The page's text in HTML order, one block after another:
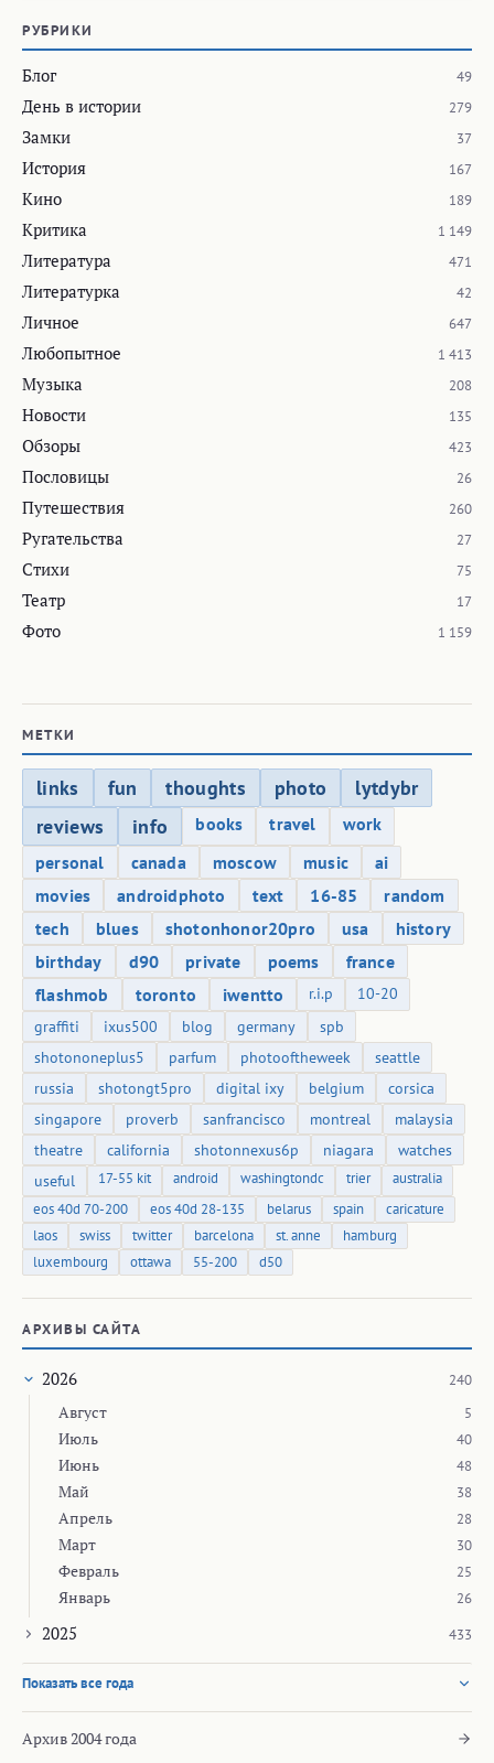
РУБРИКИ
Блог 49
День в истории 279
Замки 37
История 167
Кино 189
Критика 1 149
Литература 471
Литературка 42
Личное 647
Любопытное 1 413
Музыка 208
Новости 135
Обзоры 423
Пословицы 26
Путешествия 260
Ругательства 27
Стихи 75
Театр 17
Фото 1 159
МЕТКИ
links fun thoughts photo
lytdybr
reviews
info books travel
work
personal
canada moscow music
ai
movies
androidphoto text 16-85
random
tech
blues shotonhonor20pro usa
history
birthday
d90 private poems
france
flashmob
toronto iwentto r.i.p
10-20
graffiti
ixus500 blog germany
spb
shotononeplus5
parfum photooftheweek
seattle
russia
shotongt5pro digital ixy belgium
corsica
singapore
proverb sanfrancisco montreal
malaysia
theatre
california shotonnexus6p niagara
watches
useful
17-55 kit android washingtondc trier
australia
eos 40d 70-200
eos 40d 28-135 belarus spain
caricature
laos
swiss twitter barcelona st. anne
hamburg
luxembourg
ottawa 55-200 d50
АРХИВЫ САЙТА
2026 240
Август 5
Июль 40
Июнь 48
Май 38
Апрель 28
Март 30
Февраль 25
Январь 26
2025 433
Показать все года
Архив 2004 года